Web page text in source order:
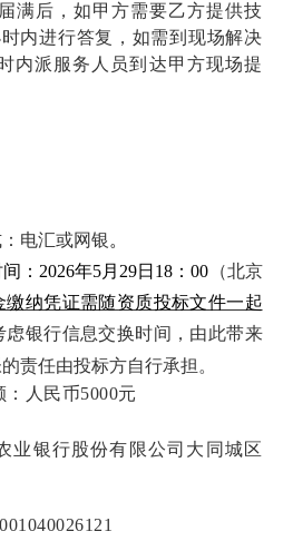
满后，如甲方需要乙方提供技
内进行答复，如需到现场解决
内派服务人员到达甲方现场提
电汇或网银 。
：2026年5月29日18：00 （北京
缴纳凭证需随资质投标文件一起
虑银行信息交换时间，由此带来
责任由投标方自行承担。
人民币5000元
业银行股份有限公司大同城区